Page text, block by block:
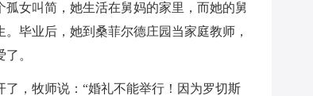
女叫简，她生活在舅妈的家里，而她的舅
毕业后，她到桑菲尔德庄园当家庭教师，
。
，牧师说：“婚礼不能举行！因为罗切斯